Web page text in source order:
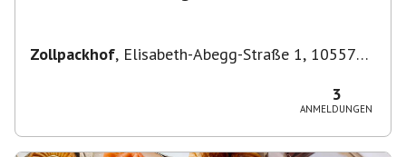
Zollpackhof, Elisabeth-Abegg-Straße 1, 10557
3
ANMELDUNGEN